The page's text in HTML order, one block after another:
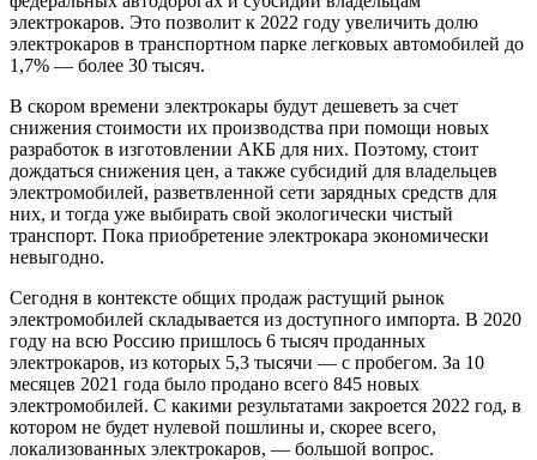
электрокаров. Это позволит к 2022 году увеличить долю
электрокаров в транспортном парке легковых автомобилей до
1,7% — более 30 тысяч.
В скором времени электрокары будут дешеветь за счет
снижения стоимости их производства при помощи новых
разработок в изготовлении АКБ для них. Поэтому, стоит
дождаться снижения цен, а также субсидий для владельцев
электромобилей, разветвленной сети зарядных средств для
них, и тогда уже выбирать свой экологически чистый
транспорт. Пока приобретение электрокара экономически
невыгодно.
Сегодня в контексте общих продаж растущий рынок
электромобилей складывается из доступного импорта. В 2020
году на всю Россию пришлось 6 тысяч проданных
электрокаров, из которых 5,3 тысячи — с пробегом. За 10
месяцев 2021 года было продано всего 845 новых
электромобилей. С какими результатами закроется 2022 год, в
котором не будет нулевой пошлины и, скорее всего,
локализованных электрокаров, — большой вопрос.